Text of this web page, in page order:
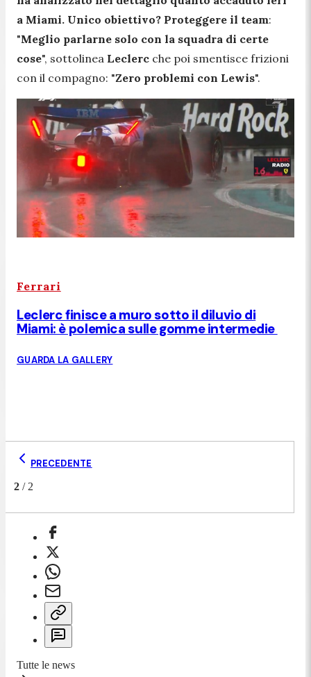
a Miami. Unico obiettivo? Proteggere il team:
"Meglio parlarne solo con la squadra di certe
cose", sottolinea Leclerc che poi smentisce frizioni
con il compagno: "Zero problemi con Lewis".
Ferrari
Leclerc finisce a muro sotto il diluvio di
Miami: è polemica sulle gomme intermedie
GUARDA LA GALLERY
PRECEDENTE
2 / 2
Tutte le news